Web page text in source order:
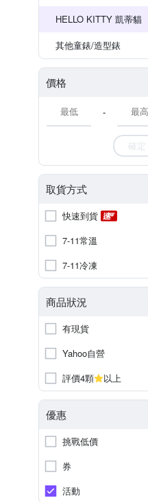
HELLO KITTY 凱蒂貓
其他童錶/造型錶
價格
-
確定
取貨方式
快速到貨
7-11常溫
7-11冷凍
商品狀況
有現貨
Yahoo自營
評價4顆
以上
優惠
挑戰低價
券
活動